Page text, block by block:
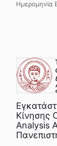
Ημερομηνία
Κίνησης
Analysis